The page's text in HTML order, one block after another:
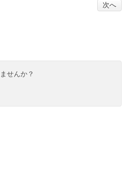
次へ
せんか？